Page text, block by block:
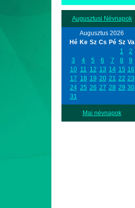
Augusztusi Névnapok
Augusztus 2026
Hé Ke Sz Cs Pé Sz Va
1
2
3
4 5 6 7 8
9
10 11 12 13 14 15 16
17 18 19 20 21 22 23
24 25 26 27 28 29 30
31
Mai névnapok